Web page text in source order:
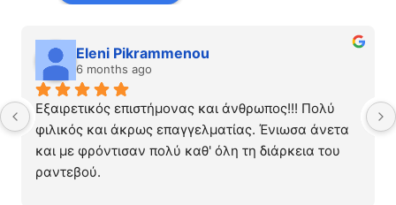
Eleni Pikrammenou
6 months ago
Εξαιρετικός επιστήμονας και άνθρωπος!!! Πολύ
φιλικός και άκρως επαγγελματίας. Ένιωσα άνετα
και με φρόντισαν πολύ καθ' όλη τη διάρκεια του
ραντεβού.